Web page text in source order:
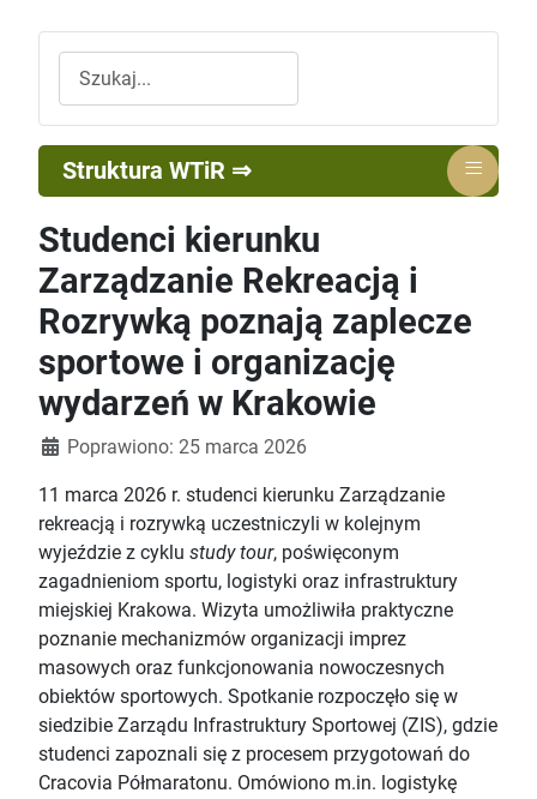
Struktura WTiR ⇒ ≡
Studenci kierunku
Zarządzanie Rekreacją i
Rozrywką poznają zaplecze
sportowe i organizację
wydarzeń w Krakowie
Szczegóły
Poprawiono: 25 marca 2026
11 marca 2026 r. studenci kierunku Zarządzanie
rekreacją i rozrywką uczestniczyli w kolejnym
wyjeździe z cyklu study tour, poświęconym
zagadnieniom sportu, logistyki oraz infrastruktury
miejskiej Krakowa. Wizyta umożliwiła praktyczne
poznanie mechanizmów organizacji imprez
masowych oraz funkcjonowania nowoczesnych
obiektów sportowych. Spotkanie rozpoczęło się w
siedzibie Zarządu Infrastruktury Sportowej (ZIS), gdzie
studenci zapoznali się z procesem przygotowań do
Cracovia Półmaratonu. Omówiono m.in. logistykę